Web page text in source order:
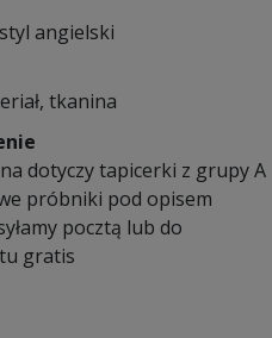
angielski
tkanina
dotyczy tapicerki z grupy A
próbniki pod opisem
pocztą lub do
gratis